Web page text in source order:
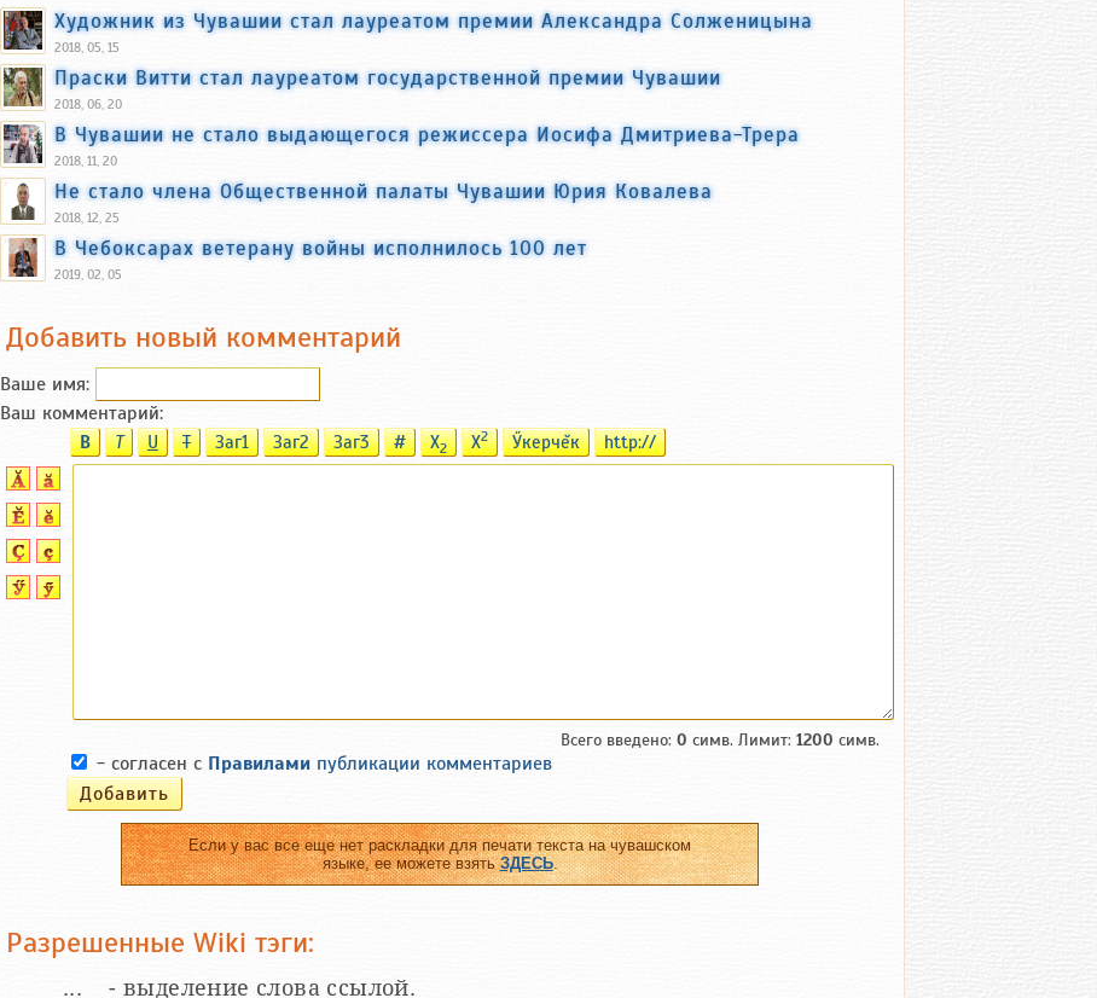
Художник из Чувашии стал лауреатом премии Александра Солженицына
2018, 05, 15
Праски Витти стал лауреатом государственной премии Чувашии
2018, 06, 20
В Чувашии не стало выдающегося режиссера Иосифа Дмитриева-Трера
2018, 11, 20
Не стало члена Общественной палаты Чувашии Юрия Ковалева
2018, 12, 25
В Чебоксарах ветерану войны исполнилось 100 лет
2019, 02, 05
Добавить новый комментарий
Ваше имя:
Ваш комментарий:
B T U T Заг1 Заг2 Заг3 # X2 X2 Ӳкерчĕк http://
Всего введено: 0 симв. Лимит: 1200 симв.
- согласен с Правилами публикации комментариев
Если у вас все еще нет раскладки для печати текста на чувашском
языке, ее можете взятьЗДЕСЬ.
Разрешенные Wiki тэги:
__...__ - выделение слова ссылой.